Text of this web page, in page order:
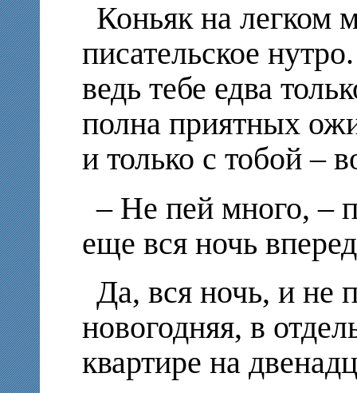
Коньяк на легком
писательское
ведь тебе едва
полна приятных
и только с тобой –
– Не пей много, –
еще вся ночь
Да, вся ночь, и не
новогодняя, в
квартире на